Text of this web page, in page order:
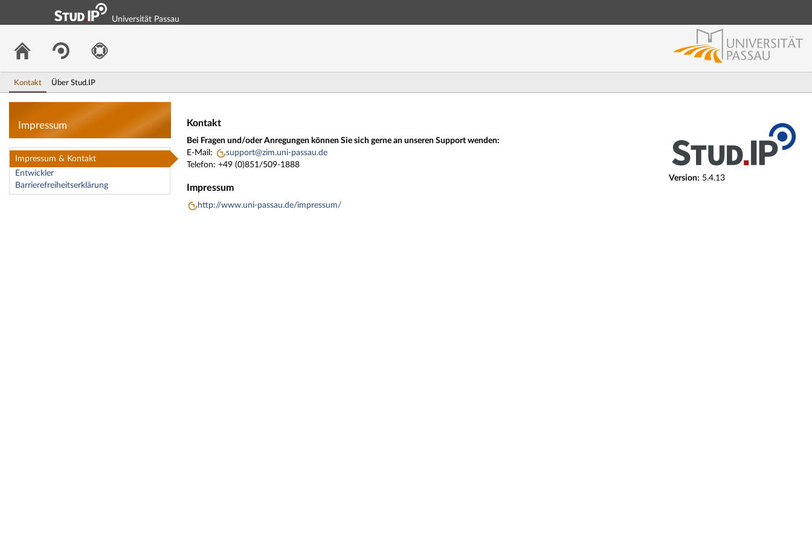
Hauptnavigation
Fußzeile
Universität Passau
Kontakt Über Stud.IP
Impressum
Impressum & Kontakt
Entwickler
Barrierefreiheitserklärung
Version: 5.4.13
Kontakt
Bei Fragen und/oder Anregungen können Sie sich gerne an unseren Support wenden:
E-Mail:
support@zim.uni-passau.de
Telefon: +49 (0)851/509-1888
Impressum
http://www.uni-passau.de/impressum/